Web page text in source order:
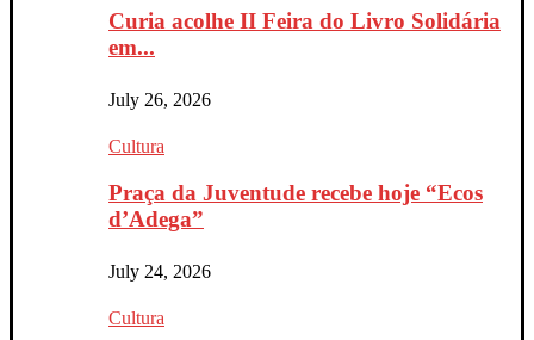
Curia acolhe II Feira do Livro Solidária
em...
July 26, 2026
Cultura
Praça da Juventude recebe hoje “Ecos
d’Adega”
July 24, 2026
Cultura